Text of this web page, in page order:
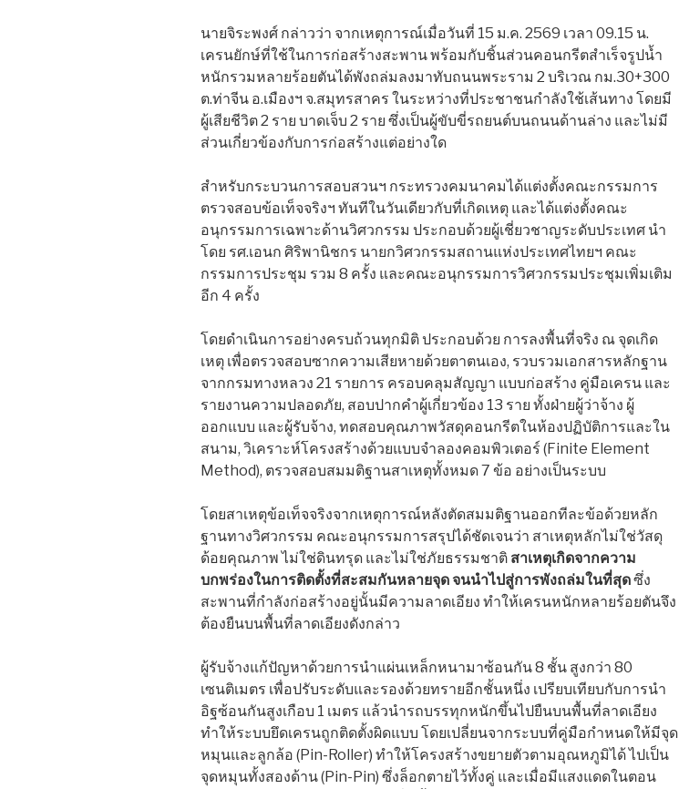
นายจิระพงศ์ กล่าวว่า จากเหตุการณ์เมื่อวันที่ 15 ม.ค. 2569 เวลา 09.15 น.
เครนยักษ์ที่ใช้ในการก่อสร้างสะพาน พร้อมกับชิ้นส่วนคอนกรีตสำเร็จรูปน้ำ
หนักรวมหลายร้อยตันได้พังถล่มลงมาทับถนนพระราม 2 บริเวณ กม.30+300
ต.ท่าจีน อ.เมืองฯ จ.สมุทรสาคร ในระหว่างที่ประชาชนกำลังใช้เส้นทาง โดยมี
ผู้เสียชีวิต 2 ราย บาดเจ็บ 2 ราย ซึ่งเป็นผู้ขับขี่รถยนต์บนถนนด้านล่าง และไม่มี
ส่วนเกี่ยวข้องกับการก่อสร้างแต่อย่างใด
สำหรับกระบวนการสอบสวนฯ กระทรวงคมนาคมได้แต่งตั้งคณะกรรมการ
ตรวจสอบข้อเท็จจริงฯ ทันทีในวันเดียวกับที่เกิดเหตุ และได้แต่งตั้งคณะ
อนุกรรมการเฉพาะด้านวิศวกรรม ประกอบด้วยผู้เชี่ยวชาญระดับประเทศ นำ
โดย รศ.เอนก ศิริพานิชกร นายกวิศวกรรมสถานแห่งประเทศไทยฯ คณะ
กรรมการประชุม รวม 8 ครั้ง และคณะอนุกรรมการวิศวกรรมประชุมเพิ่มเติม
อีก 4 ครั้ง
โดยดำเนินการอย่างครบถ้วนทุกมิติ ประกอบด้วย การลงพื้นที่จริง ณ จุดเกิด
เหตุ เพื่อตรวจสอบซากความเสียหายด้วยตาตนเอง, รวบรวมเอกสารหลักฐาน
จากกรมทางหลวง 21 รายการ ครอบคลุมสัญญา แบบก่อสร้าง คู่มือเครน และ
รายงานความปลอดภัย, สอบปากคำผู้เกี่ยวข้อง 13 ราย ทั้งฝ่ายผู้ว่าจ้าง ผู้
ออกแบบ และผู้รับจ้าง, ทดสอบคุณภาพวัสดุคอนกรีตในห้องปฏิบัติการและใน
สนาม, วิเคราะห์โครงสร้างด้วยแบบจำลองคอมพิวเตอร์ (Finite Element
Method), ตรวจสอบสมมติฐานสาเหตุทั้งหมด 7 ข้อ อย่างเป็นระบบ
โดยสาเหตุข้อเท็จจริงจากเหตุการณ์หลังตัดสมมติฐานออกทีละข้อด้วยหลัก
ฐานทางวิศวกรรม คณะอนุกรรมการสรุปได้ชัดเจนว่า สาเหตุหลักไม่ใช่วัสดุ
ด้อยคุณภาพ ไม่ใช่ดินทรุด และไม่ใช่ภัยธรรมชาติ สาเหตุเกิดจากความ
บกพร่องในการติดตั้งที่สะสมกันหลายจุด จนนำไปสู่การพังถล่มในที่สุดซึ่ง
สะพานที่กำลังก่อสร้างอยู่นั้นมีความลาดเอียง ทำให้เครนหนักหลายร้อยตันจึง
ต้องยืนบนพื้นที่ลาดเอียงดังกล่าว
ผู้รับจ้างแก้ปัญหาด้วยการนำแผ่นเหล็กหนามาซ้อนกัน 8 ชั้น สูงกว่า 80
เซนติเมตร เพื่อปรับระดับและรองด้วยทรายอีกชั้นหนึ่ง เปรียบเทียบกับการนำ
อิฐซ้อนกันสูงเกือบ 1 เมตร แล้วนำรถบรรทุกหนักขึ้นไปยืนบนพื้นที่ลาดเอียง
ทำให้ระบบยึดเครนถูกติดตั้งผิดแบบ โดยเปลี่ยนจากระบบที่คู่มือกำหนดให้มีจุด
หมุนและลูกล้อ (Pin-Roller) ทำให้โครงสร้างขยายตัวตามอุณหภูมิได้ ไปเป็น
จุดหมุนทั้งสองด้าน (Pin-Pin) ซึ่งล็อกตายไว้ทั้งคู่ และเมื่อมีแสงแดดในตอน